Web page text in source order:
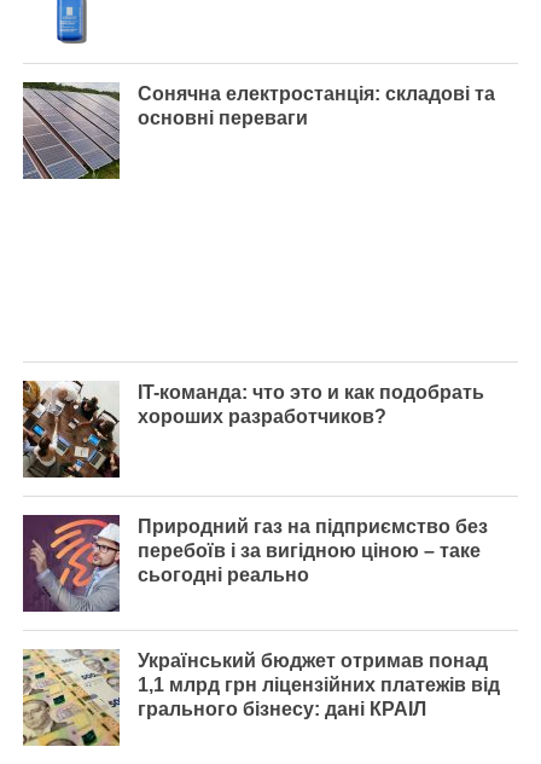
Сонячна електростанція: складові та
основні переваги
IT-команда: что это и как подобрать
хороших разработчиков?
Природний газ на підприємство без
перебоїв і за вигідною ціною – таке
сьогодні реально
Український бюджет отримав понад
1,1 млрд грн ліцензійних платежів від
грального бізнесу: дані КРАІЛ